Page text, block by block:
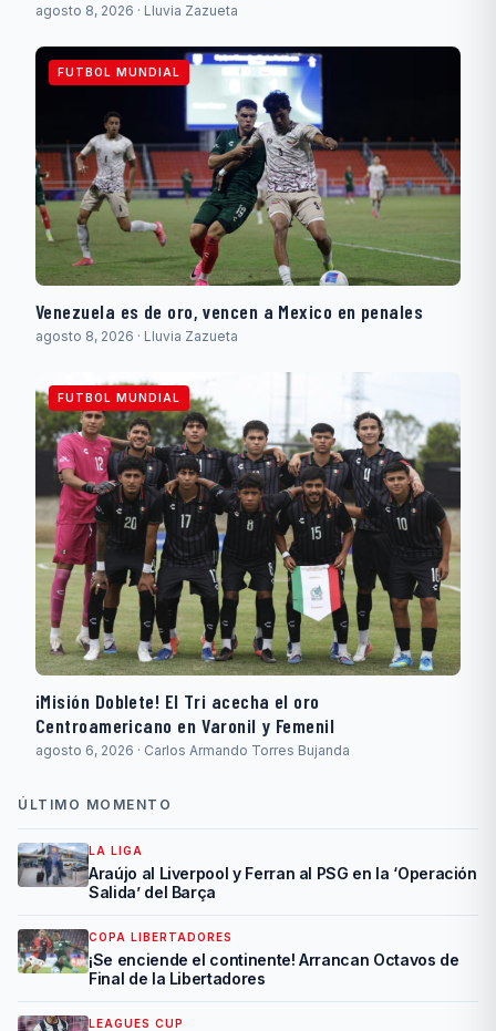
agosto 8, 2026 · Lluvia Zazueta
FUTBOL MUNDIAL
Venezuela es de oro, vencen a Mexico en penales
agosto 8, 2026 · Lluvia Zazueta
FUTBOL MUNDIAL
¡Misión Doblete! El Tri acecha el oro
Centroamericano en Varonil y Femenil
agosto 6, 2026 · Carlos Armando Torres Bujanda
ÚLTIMO MOMENTO
LA LIGA
Araújo al Liverpool y Ferran al PSG en la ‘Operación
Salida’ del Barça
COPA LIBERTADORES
¡Se enciende el continente! Arrancan Octavos de
Final de la Libertadores
LEAGUES CUP